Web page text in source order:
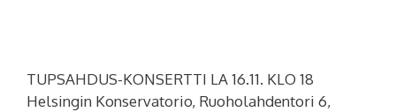
TUPSAHDUS-KONSERTTI LA 16.11. KLO 18
Helsingin Konservatorio, Ruoholahdentori 6,